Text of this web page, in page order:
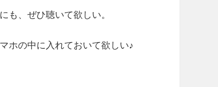
も、ぜひ聴いて欲しい。
ホの中に入れておいて欲しい♪